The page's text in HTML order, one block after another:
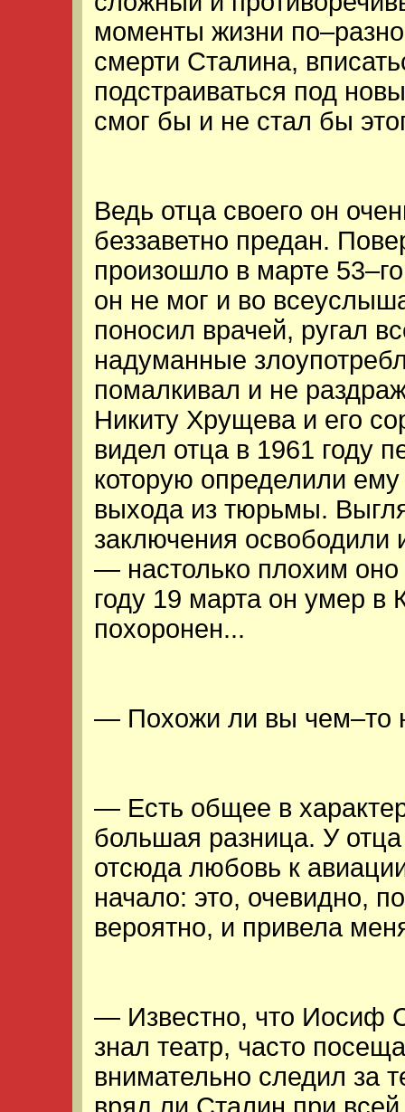
моменты жизни
смерти Сталина,
подстраиваться под
смог бы и не стал бы
Ведь отца своего он
беззаветно предан.
произошло в марте
он не мог и во
поносил врачей, ругал
надуманные
помалкивал и не
Никиту Хрущева и его
видел отца в 1961 году
которую определили
выхода из тюрьмы.
заключения освободили
— настолько плохим
году 19 марта он умер в
похоронен...
— Похожи ли вы чем–то
— Есть общее в
большая разница. У
отсюда любовь к
начало: это, очевидно,
вероятно, и привела
— Известно, что Иосиф
знал театр, часто
внимательно следил за